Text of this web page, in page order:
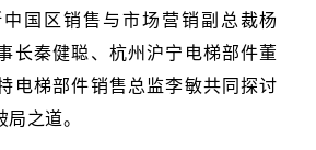
中国区销售与市场营销副总裁杨
长秦健聪、杭州沪宁电梯部件董
电梯部件销售总监李敏共同探讨
之道。